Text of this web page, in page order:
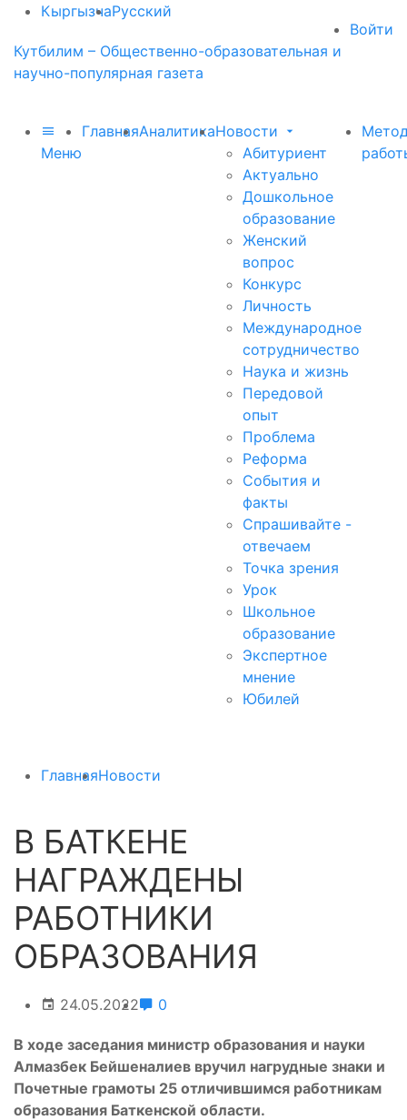
КыргызчаРусский
Войти
Кутбилим – Общественно-образовательная и
научно-популярная газета
Меню
ГлавнаяАналитикаНовости
Абитуриент
Актуально
Дошкольное
образование
Женский
вопрос
Конкурс
Личность
Международное
сотрудничество
Наука и жизнь
Передовой
опыт
Проблема
Реформа
События и
факты
Спрашивайте -
отвечаем
Точка зрения
Урок
Школьное
образование
Экспертное
мнение
Юбилей
ГлавнаяНовости
В БАТКЕНЕ
НАГРАЖДЕНЫ
РАБОТНИКИ
ОБРАЗОВАНИЯ
24.05.2022 0
В ходе заседания министр образования и науки
Алмазбек Бейшеналиев вручил нагрудные знаки и
Почетные грамоты 25 отличившимся работникам
образования Баткенской области.